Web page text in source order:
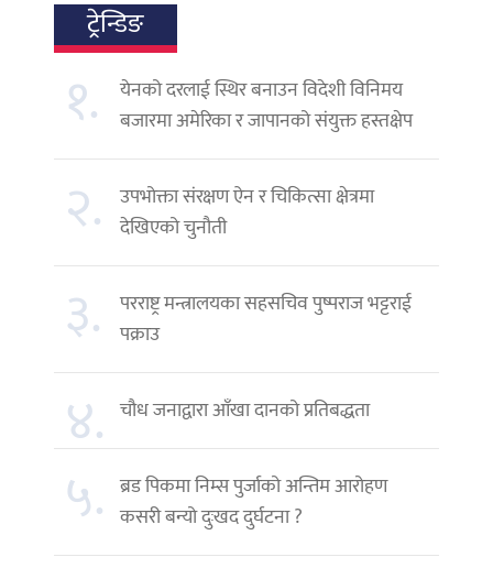
ट्रेन्डिङ
१.
येनको दरलाई स्थिर बनाउन विदेशी विनिमय
बजारमा अमेरिका र जापानको संयुक्त हस्तक्षेप
२. उपभोक्ता संरक्षण ऐन र चिकित्सा क्षेत्रमा
देखिएको चुनौती
३.
परराष्ट्र मन्त्रालयका सहसचिव पुष्पराज भट्टराई
पक्राउ
४. चौध जनाद्वारा आँखा दानको प्रतिबद्धता
५. ब्रड पिकमा निम्स पुर्जाको अन्तिम आरोहण
कसरी बन्यो दुःखद दुर्घटना ?